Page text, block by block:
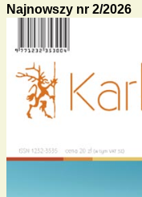
Najnowszy nr 2/2026